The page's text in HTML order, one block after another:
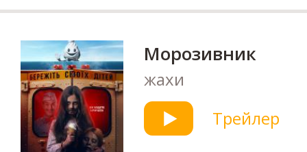
Морозивник
жахи
Трейлер